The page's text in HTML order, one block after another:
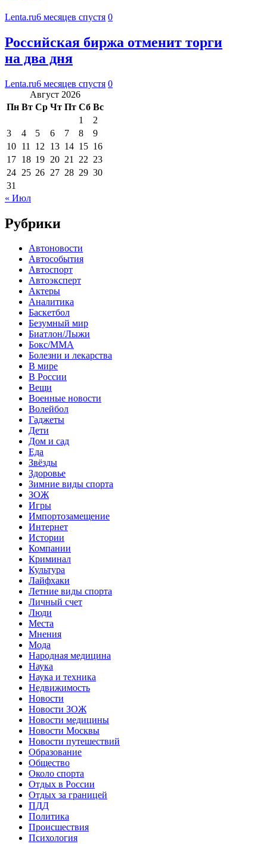
Lenta.ru6 месяцев спустя 0
Российская биржа отменит торги
на два дня
Lenta.ru6 месяцев спустя 0
Август 2026
Пн Вт Ср Чт Пт Сб Вс
1
2
3
4 5 6 7 8
9
10 11 12 13 14 15 16
17 18 19 20 21 22 23
24 25 26 27 28 29 30
31
« Июл
Рубрики
Автоновости
Автособытия
Автоспорт
Автоэксперт
Актеры
Аналитика
Баскетбол
Безумный мир
Биатлон/Лыжи
Бокс/MMA
Болезни и лекарства
В мире
В России
Вещи
Военные новости
Волейбол
Гаджеты
Дети
Дом и сад
Еда
Звёзды
Здоровье
Зимние виды спорта
ЗОЖ
Игры
Импортозамещение
Интернет
Истории
Компании
Криминал
Культура
Лайфхаки
Летние виды спорта
Личный счет
Люди
Места
Мнения
Мода
Народная медицина
Наука
Наука и техника
Недвижимость
Новости
Новости ЗОЖ
Новости медицины
Новости Москвы
Новости путешествий
Образование
Общество
Около спорта
Отдых в России
Отдых за границей
ПДД
Политика
Происшествия
Психология